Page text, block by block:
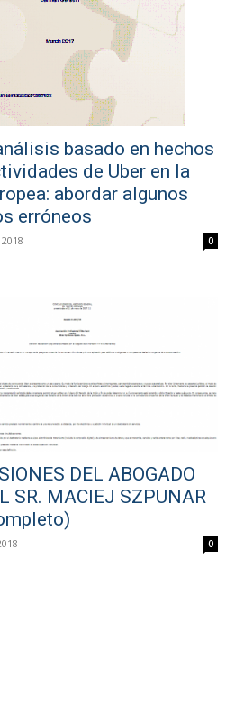
basado en hechos
de Uber en la
abordar algunos
erróneos
0
DEL ABOGADO
SR. MACIEJ SZPUNAR
0